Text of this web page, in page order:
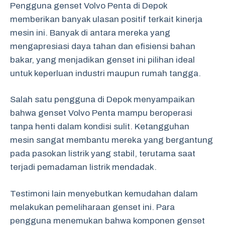
Pengguna genset Volvo Penta di Depok
memberikan banyak ulasan positif terkait kinerja
mesin ini. Banyak di antara mereka yang
mengapresiasi daya tahan dan efisiensi bahan
bakar, yang menjadikan genset ini pilihan ideal
untuk keperluan industri maupun rumah tangga.
Salah satu pengguna di Depok menyampaikan
bahwa genset Volvo Penta mampu beroperasi
tanpa henti dalam kondisi sulit. Ketangguhan
mesin sangat membantu mereka yang bergantung
pada pasokan listrik yang stabil, terutama saat
terjadi pemadaman listrik mendadak.
Testimoni lain menyebutkan kemudahan dalam
melakukan pemeliharaan genset ini. Para
pengguna menemukan bahwa komponen genset